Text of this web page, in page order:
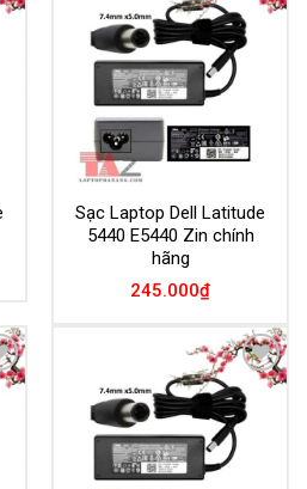
Add to
Wishlist
Sạc Laptop Dell Latitude
5440 E5440 Zin chính
hãng
245.000₫
Add to
Wishlist